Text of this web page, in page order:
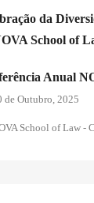
da
School of
Anual
de Outubro, 2025
School of Law -